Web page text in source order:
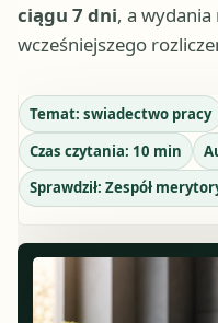
ciągu 7 dni, a
wcześniejszego
Temat: swiadectwo pracy
Czas czytania: 10 min
Sprawdził: Zespół